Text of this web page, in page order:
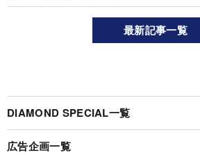
最新記事一覧
DIAMOND SPECIAL一覧
広告企画一覧